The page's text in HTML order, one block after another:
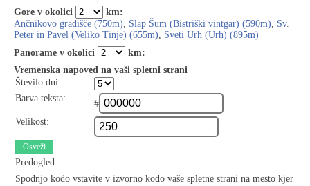
Gore v okolici
km:
Ančnikovo gradišče (750m), Slap Šum (Bistriški vintgar) (590m), Sv.
Peter in Pavel (Veliko Tinje) (655m), Sveti Urh (Urh) (895m)
Panorame v okolici
km:
Vremenska napoved na vaši spletni strani
Število dni:
Barva teksta:
#
Velikost:
Osveži
Predogled:
Spodnjo kodo vstavite v izvorno kodo vaše spletne strani na mesto kjer